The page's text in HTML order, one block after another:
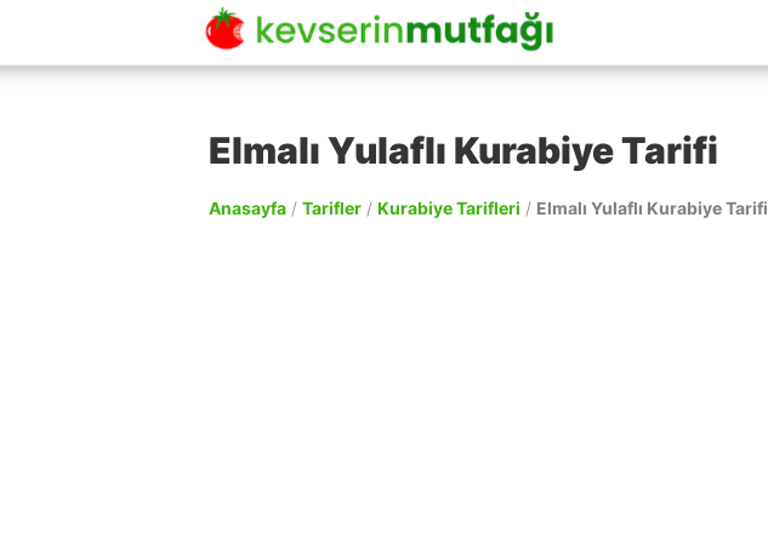
Elmalı Yulaflı Kurabiye Tarifi
Anasayfa / Tarifler / Kurabiye Tarifleri / Elmalı Yulaflı Kurabiye Tarifi